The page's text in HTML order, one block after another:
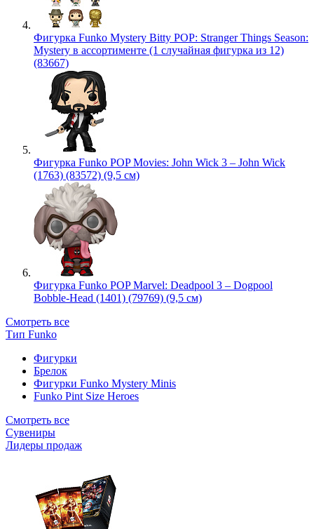
Фигурка Funko Mystery Bitty POP: Stranger Things Season:
Mystery в ассортименте (1 случайная фигурка из 12)
(83667)
Фигурка Funko POP Movies: John Wick 3 – John Wick
(1763) (83572) (9,5 см)
Фигурка Funko POP Marvel: Deadpool 3 – Dogpool
Bobble-Head (1401) (79769) (9,5 см)
Смотреть все
Тип Funko
Фигурки
Брелок
Фигурки Funko Mystery Minis
Funko Pint Size Heroes
Смотреть все
Сувениры
Лидеры продаж